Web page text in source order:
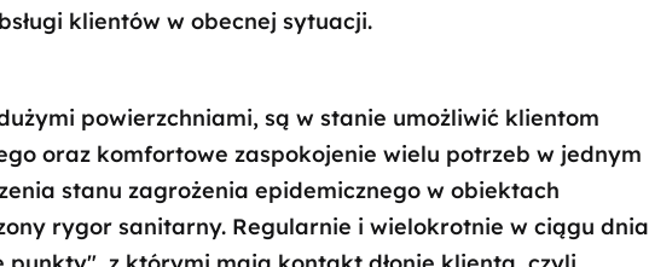
klientów w obecnej sytuacji.
powierzchniami, są w stanie umożliwić klientom
oraz komfortowe zaspokojenie wielu potrzeb w jednym
stanu zagrożenia epidemicznego w obiektach
rygor sanitarny. Regularnie i wielokrotnie w ciągu dnia